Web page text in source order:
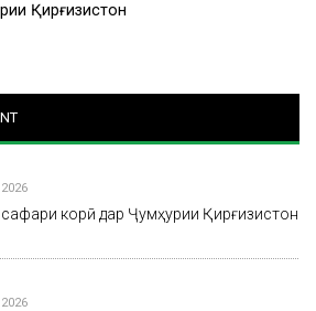
Қирғизистон
сафари корӣ дар Ҷумҳурии Қирғизистон